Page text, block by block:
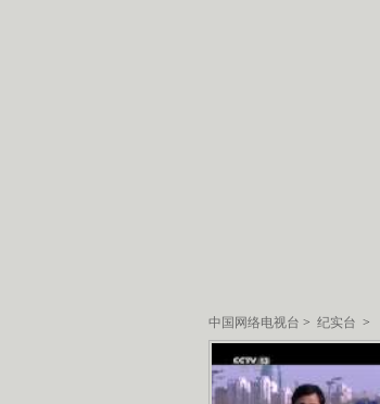
中国网络电视台 > 纪实台 >